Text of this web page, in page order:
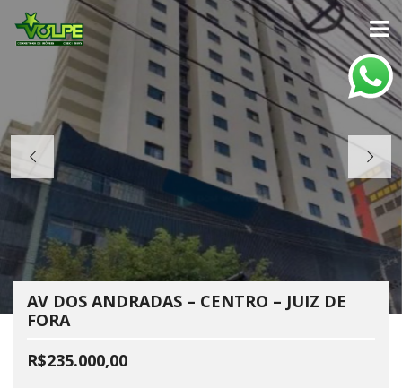
AV DOS ANDRADAS – CENTRO – JUIZ DE
FORA
R$235.000,00